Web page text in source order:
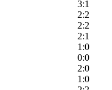
3:1
2:2
2:2
2:1
1:0
0:0
2:0
1:0